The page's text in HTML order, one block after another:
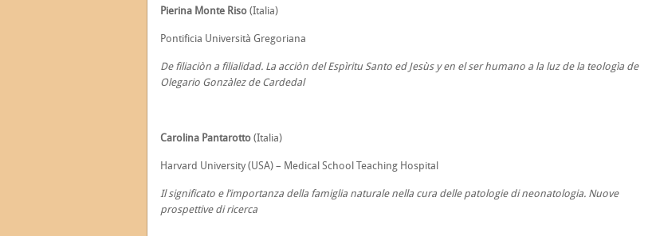
Pierina Monte Riso (Italia)
Pontificia Università Gregoriana
De filiaciòn a filialidad. La acciòn del Espìritu Santo ed Jesùs y en el ser humano a la luz de la teologìa de
Olegario Gonzàlez de Cardedal
Carolina Pantarotto (Italia)
Harvard University (USA) – Medical School Teaching Hospital
Il significato e l’importanza della famiglia naturale nella cura delle patologie di neonatologia. Nuove
prospettive di ricerca